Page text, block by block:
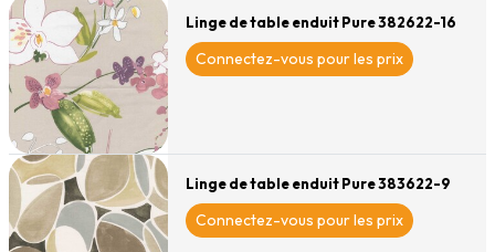
Linge de table enduit Pure 382622-16
Connectez-vous pour les prix
Linge de table enduit Pure 383622-9
Connectez-vous pour les prix